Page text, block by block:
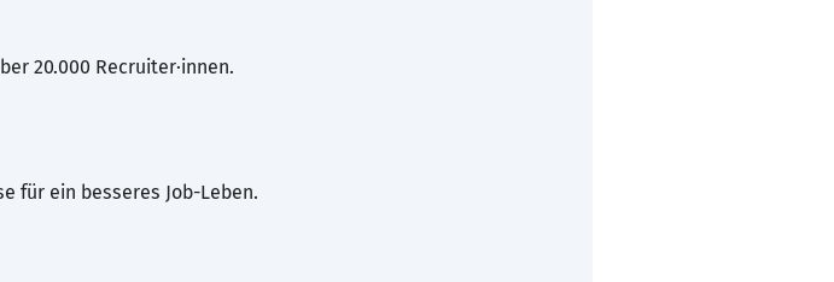
20.000 Recruiter·innen.
für ein besseres Job-Leben.